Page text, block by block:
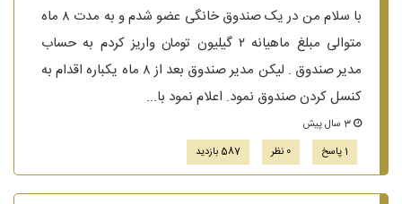
با سلام من در یک صندوق خانگی عضو شدم و به مدت ۸ ماه
متوالی مبلغ ماهیانه ۲ گیلیون تومان واریز کردم به حساب
مدیر صندوق . لیکن مدیر صندوق بعد از ۸ ماه یکباره اقدام به
کنسل کردن صندوق نمود. اعلام نمود با...
1 پاسخ
0 نظر 587 بازدید